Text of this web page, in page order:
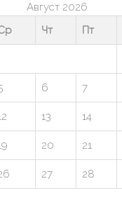
Август 2026
Чт Пт
6 7
13 14
20 21
27 28